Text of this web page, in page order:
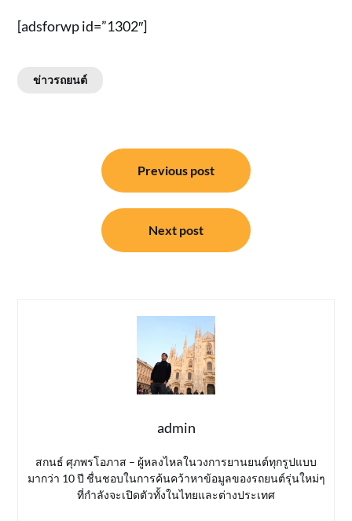
[adsforwp id=”1302″]
ข่าวรถยนต์
Previous post
Next post
admin
สกนธ์ ศุภพรโอภาส – ผู้หลงไหลในวงการยานยนต์ทุกรูปแบบ
มากว่า 10 ปี ชื่นชอบในการค้นคว้าหาข้อมูลของรถยนต์รุ่นใหม่ๆ
ที่กำลังจะเปิดตัวทั้งในไทยและต่างประเทศ